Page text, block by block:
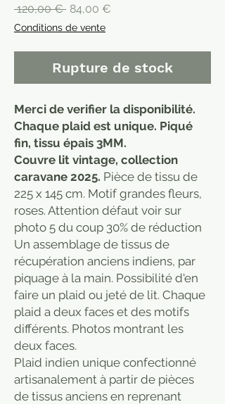
120,00 € Prix
original
84,00 €
Conditions de vente
Rupture de stock
Merci de verifier la disponibilité.
Chaque plaid est unique. Piqué
fin, tissu épais 3MM.
Couvre lit vintage, collection
caravane 2025. Pièce de tissu de
225 x 145 cm. Motif grandes fleurs,
roses. Attention défaut voir sur
photo 5 du coup 30% de réduction
Un assemblage de tissus de
récupération anciens indiens, par
piquage à la main. Possibilité d'en
faire un plaid ou jeté de lit. Chaque
plaid a deux faces et des motifs
différents. Photos montrant les
deux faces.
Plaid indien unique confectionné
artisanalement à partir de pièces
de tissus anciens en reprenant